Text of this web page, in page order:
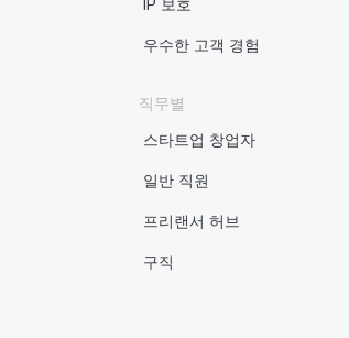
IP 보호
우수한 고객 경험
직무별
스타트업 창업자
일반 직원
프리랜서 허브
구직